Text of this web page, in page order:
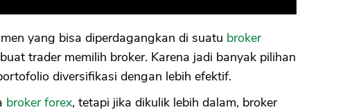
yang bisa diperdagangkan di suatu broker
trader memilih broker. Karena jadi banyak pilihan
diversifikasi dengan lebih efektif.
broker forex, tetapi jika dikulik lebih dalam, broker